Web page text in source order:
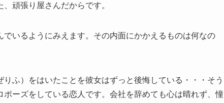
頑張り屋さんだからです。
いるようにみえます。その内面にかかえるものは何なの
ふ）をはいたことを彼女はずっと後悔している・・・そう
ーズをしている恋人です。会社を辞めても心は晴れず、憧